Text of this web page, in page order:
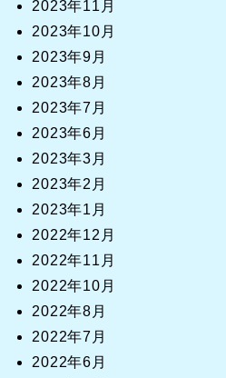
2023年11月
2023年10月
2023年9月
2023年8月
2023年7月
2023年6月
2023年3月
2023年2月
2023年1月
2022年12月
2022年11月
2022年10月
2022年8月
2022年7月
2022年6月